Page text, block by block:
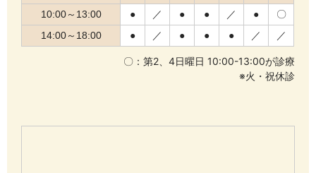
10:00～13:00
● ／ ● ● ／ ●
〇
14:00～18:00
● ／ ● ● ● ／ ／
〇：第2、4日曜日 10:00-13:00が診療
※火・祝休診